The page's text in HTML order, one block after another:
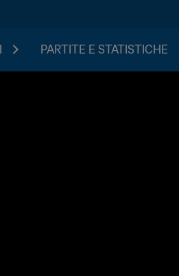
PARTITE E STATISTICHE